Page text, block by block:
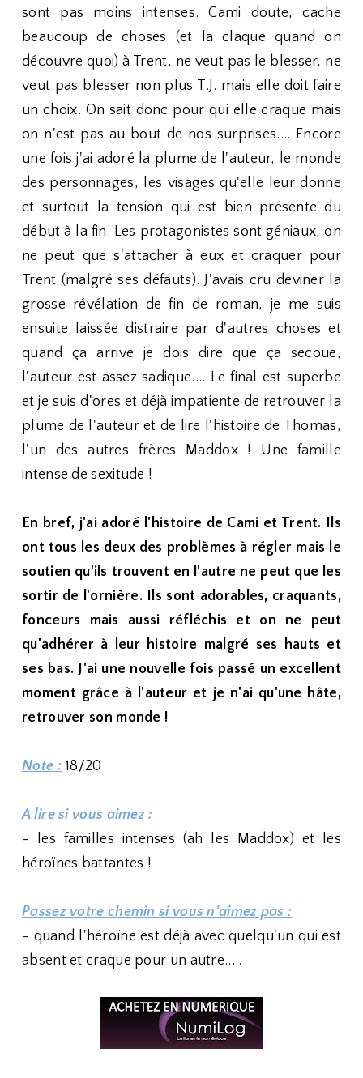
sont pas moins intenses. Cami doute, cache
beaucoup de choses (et la claque quand on
découvre quoi) à Trent, ne veut pas le blesser, ne
veut pas blesser non plus T.J. mais elle doit faire
un choix. On sait donc pour qui elle craque mais
on n'est pas au bout de nos surprises.... Encore
une fois j'ai adoré la plume de l'auteur, le monde
des personnages, les visages qu'elle leur donne
et surtout la tension qui est bien présente du
début à la fin. Les protagonistes sont géniaux, on
ne peut que s'attacher à eux et craquer pour
Trent (malgré ses défauts). J'avais cru deviner la
grosse révélation de fin de roman, je me suis
ensuite laissée distraire par d'autres choses et
quand ça arrive je dois dire que ça secoue,
l'auteur est assez sadique.... Le final est superbe
et je suis d'ores et déjà impatiente de retrouver la
plume de l'auteur et de lire l'histoire de Thomas,
l'un des autres frères Maddox ! Une famille
intense de sexitude !
En bref, j'ai adoré l'histoire de Cami et Trent. Ils
ont tous les deux des problèmes à régler mais le
soutien qu'ils trouvent en l'autre ne peut que les
sortir de l'ornière. Ils sont adorables, craquants,
fonceurs mais aussi réfléchis et on ne peut
qu'adhérer à leur histoire malgré ses hauts et
ses bas. J'ai une nouvelle fois passé un excellent
moment grâce à l'auteur et je n'ai qu'une hâte,
retrouver son monde !
Note : 18/20
A lire si vous aimez :
- les familles intenses (ah les Maddox) et les
héroïnes battantes !
Passez votre chemin si vous n'aimez pas :
- quand l'héroïne est déjà avec quelqu'un qui est
absent et craque pour un autre.....